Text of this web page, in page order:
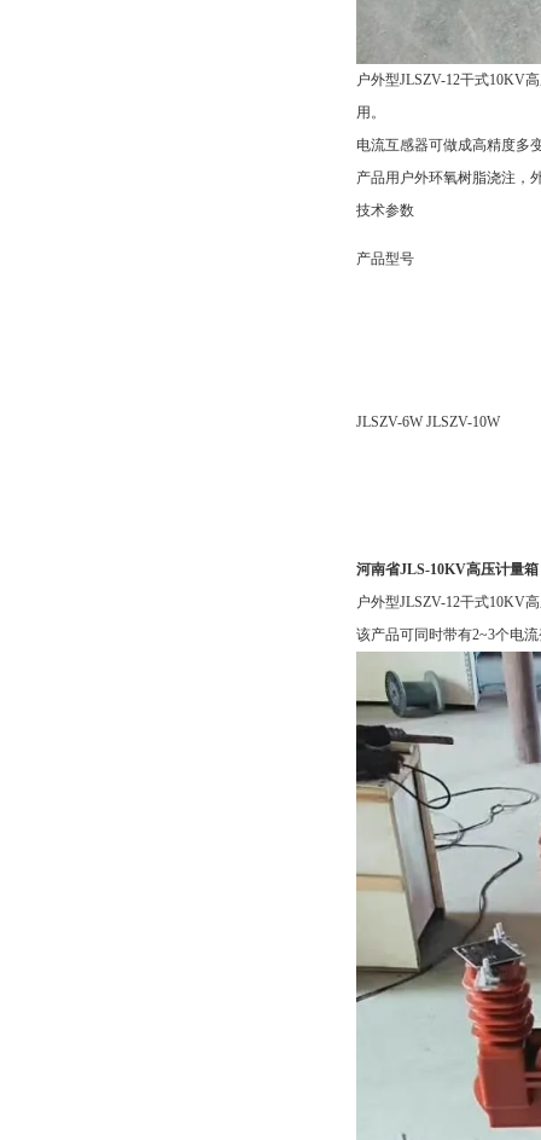
户外型JLSZV-12干式10KV
用。
电流互感器可做成高精度多
产品用户外环氧树脂浇注，
技术参数
产品型号
JLSZV-6W JLSZV-10W
河南省JLS-10KV高压计量箱
户外型JLSZV-12干式10KV
该产品可同时带有2~3个电